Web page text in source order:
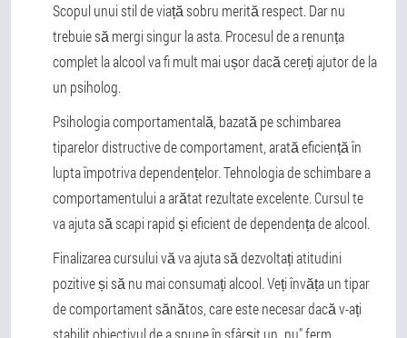
Scopul unui stil de viață sobru merită respect. Dar nu
trebuie să mergi singur la asta. Procesul de a renunța
complet la alcool va fi mult mai ușor dacă cereți ajutor de la
un psiholog.
Psihologia comportamentală, bazată pe schimbarea
tiparelor distructive de comportament, arată eficiență în
lupta împotriva dependențelor. Tehnologia de schimbare a
comportamentului a arătat rezultate excelente. Cursul te
va ajuta să scapi rapid și eficient de dependența de alcool.
Finalizarea cursului vă va ajuta să dezvoltați atitudini
pozitive și să nu mai consumați alcool. Veți învăța un tipar
de comportament sănătos, care este necesar dacă v-ați